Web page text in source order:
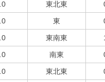
東北東
東
東南東
南東
東北東